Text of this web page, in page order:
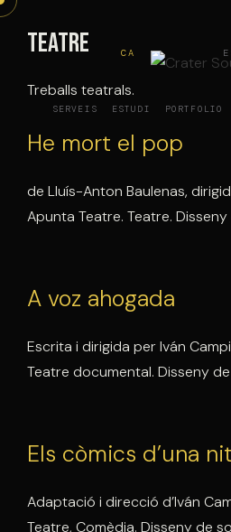
Vés
SERVEIS ESTUDI PORTFOLIO
CA
Teatre
Treballs teatrals.
He mort el pop
de Lluís-Anton Baulenas,
Apunta Teatre. Teatre. Disseny
A voz ahogada
Escrita i dirigida per Iván
Teatre documental. Disseny
Els còmics d’una
Adaptació i direcció d’Iván
Teatre, Comèdia. Disseny de